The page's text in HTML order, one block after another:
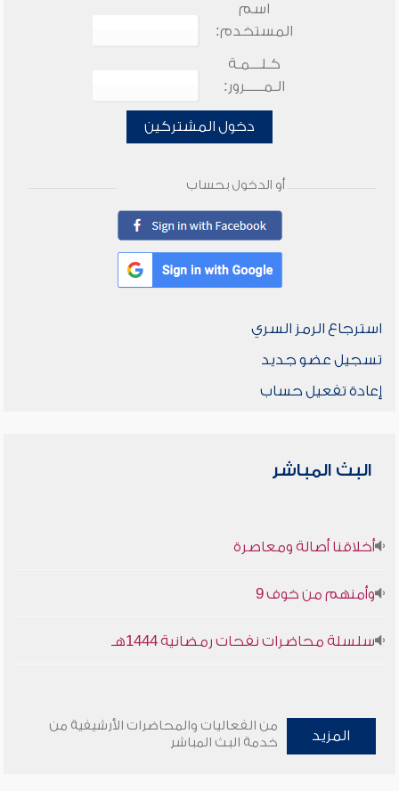
اسم
المستخدم:
كـلـــمـة
الـمـــــرور:
دخول المشتركين
أو الدخول بحساب
استرجاع الرمز السري
تسجيل عضو جديد
إعادة تفعيل حساب
البث المباشر
أخلاقنا أصالة ومعاصرة
وأمنهم من خوف 9
سلسلة محاضرات نفحات رمضانية 1444هـ
المزيد
من الفعاليات والمحاضرات الأرشيفية من
خدمة البث المباشر